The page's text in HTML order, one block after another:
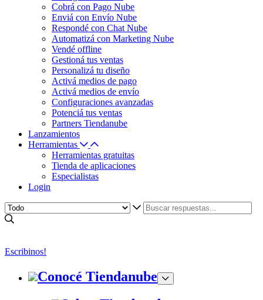
Cobrá con Pago Nube
Enviá con Envío Nube
Respondé con Chat Nube
Automatizá con Marketing Nube
Vendé offline
Gestioná tus ventas
Personalizá tu diseño
Activá medios de pago
Activá medios de envío
Configuraciones avanzadas
Potenciá tus ventas
Partners Tiendanube
Lanzamientos
Herramientas
Herramientas gratuitas
Tienda de aplicaciones
Especialistas
Login
Escribinos!
Conocé Tiendanube